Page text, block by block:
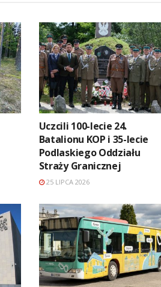
Uczcili 100-lecie 24.
Batalionu KOP i 35-lecie
Podlaskiego Oddziału
Straży Granicznej
25 LIPCA 2026